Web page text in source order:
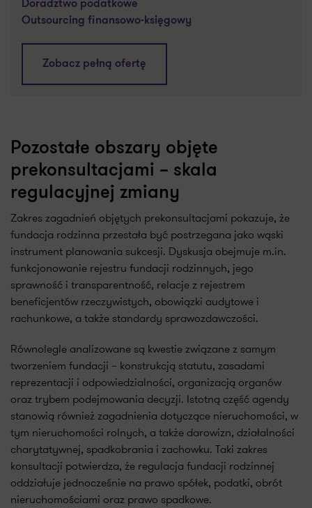
Doradztwo podatkowe
Outsourcing finansowo-księgowy
Zobacz pełną ofertę
Pozostałe obszary objęte
prekonsultacjami – skala
regulacyjnej zmiany
Zakres zagadnień objętych prekonsultacjami pokazuje, że
fundacja rodzinna przestała być postrzegana jako wąski
instrument planowania sukcesji. Dyskusja obejmuje m.in.
funkcjonowanie rejestru fundacji rodzinnych, jego
sprawność i transparentność, relacje z rejestrem
beneficjentów rzeczywistych, obowiązki audytowe i
rachunkowe, a także standardy sprawozdawczości.
Równolegle analizowane są kwestie związane z samym
tworzeniem fundacji – konstrukcją statutu, zasadami
reprezentacji i odpowiedzialności, organizacją organów
oraz trybem podejmowania decyzji. Istotną część agendy
stanowią również zagadnienia dotyczące nieruchomości, w
tym nieruchomości rolnych, a także darowizn, działalności
charytatywnej, spadkobrania i zachowku. Taki zakres
konsultacji potwierdza, że regulacja fundacji rodzinnej
oddziałuje jednocześnie na prawo spółek, podatki, obrót
nieruchomościami oraz prawo spadkowe.